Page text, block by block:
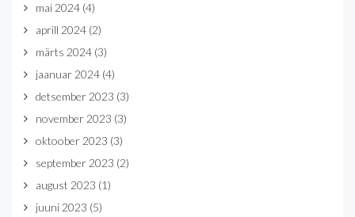
mai 2024 (4)
aprill 2024 (2)
märts 2024 (3)
jaanuar 2024 (4)
detsember 2023 (3)
november 2023 (3)
oktoober 2023 (3)
september 2023 (2)
august 2023 (1)
juuni 2023 (5)